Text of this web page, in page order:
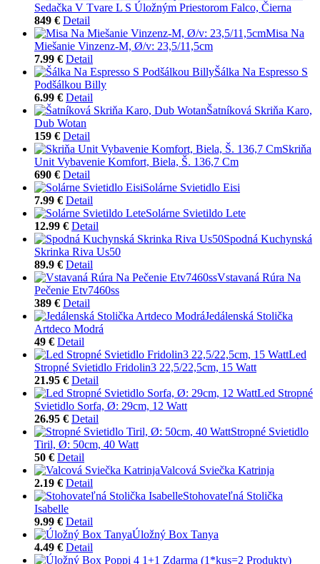
Sedačka V Tvare L S Úložným Priestorom Falco, Čierna
849 € Detail
Misa Na
Miešanie Vinzenz-M, Ø/v: 23,5/11,5cm
7.99 € Detail
Šálka Na Espresso S
Podšálkou Billy
6.99 € Detail
Šatníková Skriňa Karo,
Dub Wotan
159 € Detail
Skriňa
Unit Vybavenie Komfort, Biela, Š. 136,7 Cm
690 € Detail
Solárne Svietidlo Eisi
7.99 € Detail
Solárne Svietildo Lete
12.99 € Detail
Spodná Kuchynská
Skrinka Riva Us50
89.9 € Detail
Vstavaná Rúra Na
Pečenie Etv7460ss
389 € Detail
Jedálenská Stolička
Artdeco Modrá
49 € Detail
Led
Stropné Svietidlo Fridolin3 22,5/22,5cm, 15 Watt
21.95 € Detail
Led Stropné
Svietidlo Sorfa, Ø: 29cm, 12 Watt
26.95 € Detail
Stropné Svietidlo
Tiril, Ø: 50cm, 40 Watt
50 € Detail
Valcová Sviečka Katrinja
2.19 € Detail
Stohovateľná Stolička
Isabelle
9.99 € Detail
Úložný Box Tanya
4.49 € Detail